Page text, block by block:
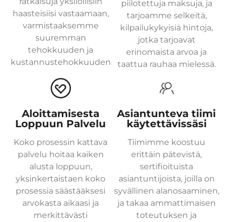
haasteisiisi vastaamaan,
varmistaaksemme
suuremman
tehokkuuden ja
kustannustehokkuuden
piilotettuja maksuja, ja
tarjoamme selkeitä,
kilpailukykyisiä hintoja,
jotka tarjoavat
erinomaista arvoa ja
taattua rauhaa mielessä.
Aloittamisesta
Loppuun Palvelu
Koko prosessin kattava
palvelu hoitaa kaiken
alusta loppuun,
yksinkertaistaen koko
prosessia säästääksesi
arvokasta aikaasi ja
merkittävästi
Asiantunteva tiimi
käytettävissäsi
Tiimimme koostuu
erittäin pätevistä,
sertifioituista
asiantuntijoista, joilla on
syvällinen alanosaaminen,
ja takaa ammattimaisen
toteutuksen ja